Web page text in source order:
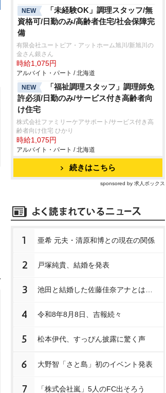
NEW
「未経験OK」調理スタッフ/無
資格可/日勤のみ/高齢者住宅/社会保障完
備
有限会社ユートピア・アットホーム旭川/新旭川の
金さん銀さん
時給1,075円
アルバイト・パート / 北海道
NEW
「福祉調理スタッフ」調理師免
許必須/日勤のみ/サービス付き高齢者向
け住宅
株式会社ファミリーケアサポート/サービス付き高
齢者向け住宅 ひかり
時給1,075円
アルバイト・パート / 北海道
続きはこちら
sponsored by 求人ボックス
1 亜希 元夫・清原和博との現在の関係
2 戸塚純貴、結婚を発表
3 池田と結婚した佐藤佳奈アナとは…
4 令和8年8月8日、吉報続々
5 松本伊代、すっぴん披露に驚く声
6 大野智「さと島」初のイベント発表
7 「株式会社嵐」5人のFC出そろう